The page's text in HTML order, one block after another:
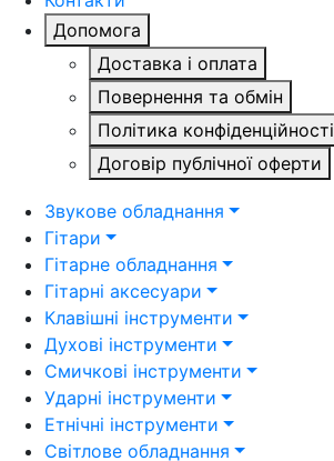
Допомога
Доставка і оплата
Повернення та обмін
Політика конфіденційності
Договір публічної оферти
Звукове обладнання
Гітари
Гітарне обладнання
Гітарні аксесуари
Клавішні інструменти
Духові інструменти
Смичкові інструменти
Ударні інструменти
Етнічні інструменти
Світлове обладнання